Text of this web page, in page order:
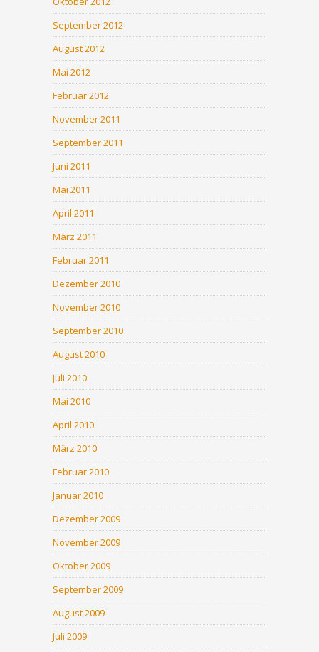
September 2012
August 2012
Mai 2012
Februar 2012
November 2011
September 2011
Juni 2011
Mai 2011
April 2011
März 2011
Februar 2011
Dezember 2010
November 2010
September 2010
August 2010
Juli 2010
Mai 2010
April 2010
März 2010
Februar 2010
Januar 2010
Dezember 2009
November 2009
Oktober 2009
September 2009
August 2009
Juli 2009